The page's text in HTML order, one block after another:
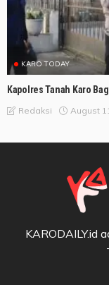
KARO TODAY
Kapolres Tanah Karo
Redaksi August
KARODAILY.id